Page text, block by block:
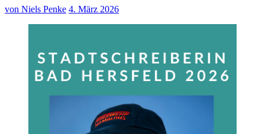
von Niels Penke 4. März 2026